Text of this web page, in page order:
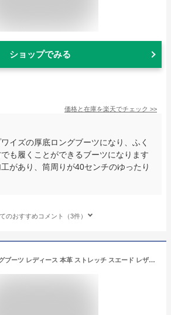
ショップでみる
価格と在庫を楽天でチェック >>
イズの厚底ロングブーツになり、ふく
も履くことができるブーツになります
があり、筒周りが40センチのゆったり
のおすすめコメント（3件）
スペイン製 ロングブーツ レディース 本革 ストレッチ スエード レザー 大きい 筒 周り ゆったり 40cm ゴム ブーツ ロング ローヒール ブランド サイド ジップ ファスナー ふくらはぎ ゆったり おすすめ 歩きやすい 疲れない 黒 ブラック ブラウン 茶色 大きいサイズ 26cm